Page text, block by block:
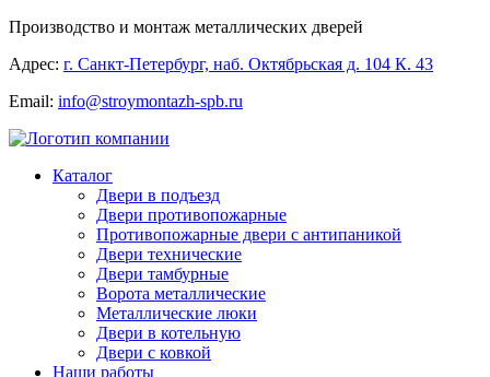
Производство и монтаж металлических дверей
Адрес: г. Санкт-Петербург, наб. Октябрьская д. 104 К. 43
Email: info@stroymontazh-spb.ru
Каталог
Двери в подъезд
Двери противопожарные
Противопожарные двери с антипаникой
Двери технические
Двери тамбурные
Ворота металлические
Металлические люки
Двери в котельную
Двери с ковкой
Наши работы